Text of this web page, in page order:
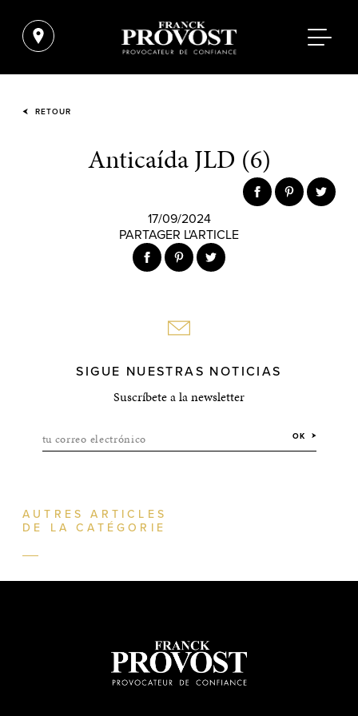
RETOUR
Anticaída JLD (6)
17/09/2024
PARTAGER L'ARTICLE
SIGUE NUESTRAS NOTICIAS
Suscríbete a la newsletter
tu correo electrónico OK
AUTRES ARTICLES
DE LA CATÉGORIE